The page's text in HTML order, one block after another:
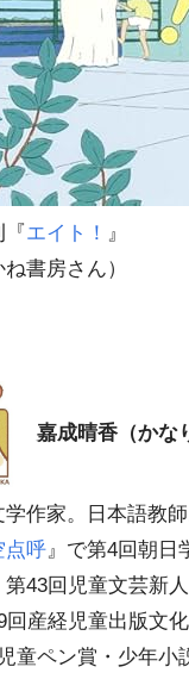
『エイト！ 』
ね書房さん）
嘉成晴香（かな
学作家。日本語教師
点呼』で第4回朝日
第43回児童文芸新
回産経児童出版文
童ペン賞・少年小